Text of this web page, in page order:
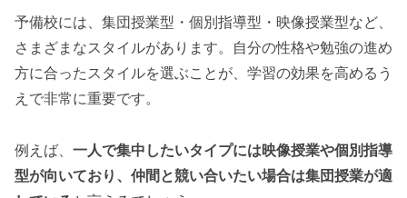
予備校には、集団授業型・個別指導型・映像授業型など、
さまざまなスタイルがあります。自分の性格や勉強の進め
方に合ったスタイルを選ぶことが、学習の効果を高めるう
えで非常に重要です。
例えば、 一人で集中したいタイプには映像授業や個別指導
型が向いており、仲間と競い合いたい場合は集団授業が適